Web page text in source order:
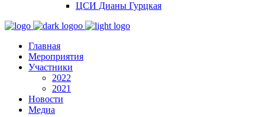
ЦСИ Дианы Гурцкая
Главная
Мероприятия
Участники
2022
2021
Новости
Медиа